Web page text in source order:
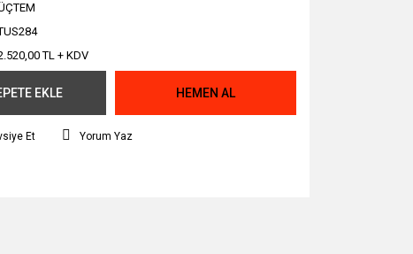
TL + KDV
EKLE HEMEN AL
Et Yorum Yaz